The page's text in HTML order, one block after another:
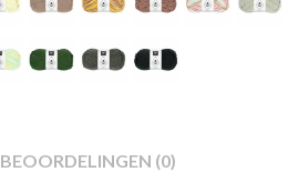
BEOORDELINGEN (0)